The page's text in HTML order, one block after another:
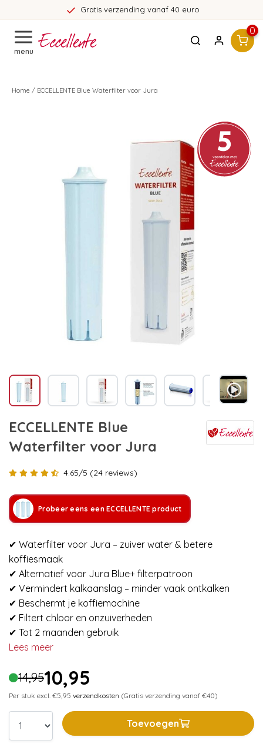
Gratis verzending vanaf 40 euro
menu
0
Home / ECCELLENTE Blue Waterfilter voor Jura
ECCELLENTE Blue
Waterfilter voor Jura
4.65/5 (24 reviews)
Probeer eens een ECCELLENTE product
✔ Waterfilter voor Jura – zuiver water & betere
koffiesmaak
✔ Alternatief voor Jura Blue+ filterpatroon
✔ Vermindert kalkaanslag – minder vaak ontkalken
✔ Beschermt je koffiemachine
✔ Filtert chloor en onzuiverheden
✔ Tot 2 maanden gebruik
Lees meer
14,9510,95
Per stuk excl. €5,95 verzendkosten (Gratis verzending vanaf €40)
Toevoegen